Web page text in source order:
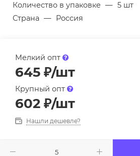
Количество в упаковке — 5 шт
Страна — Россия
Мелкий опт
645 ₽/шт
Крупный опт
602 ₽/шт
Нашли дешевле?